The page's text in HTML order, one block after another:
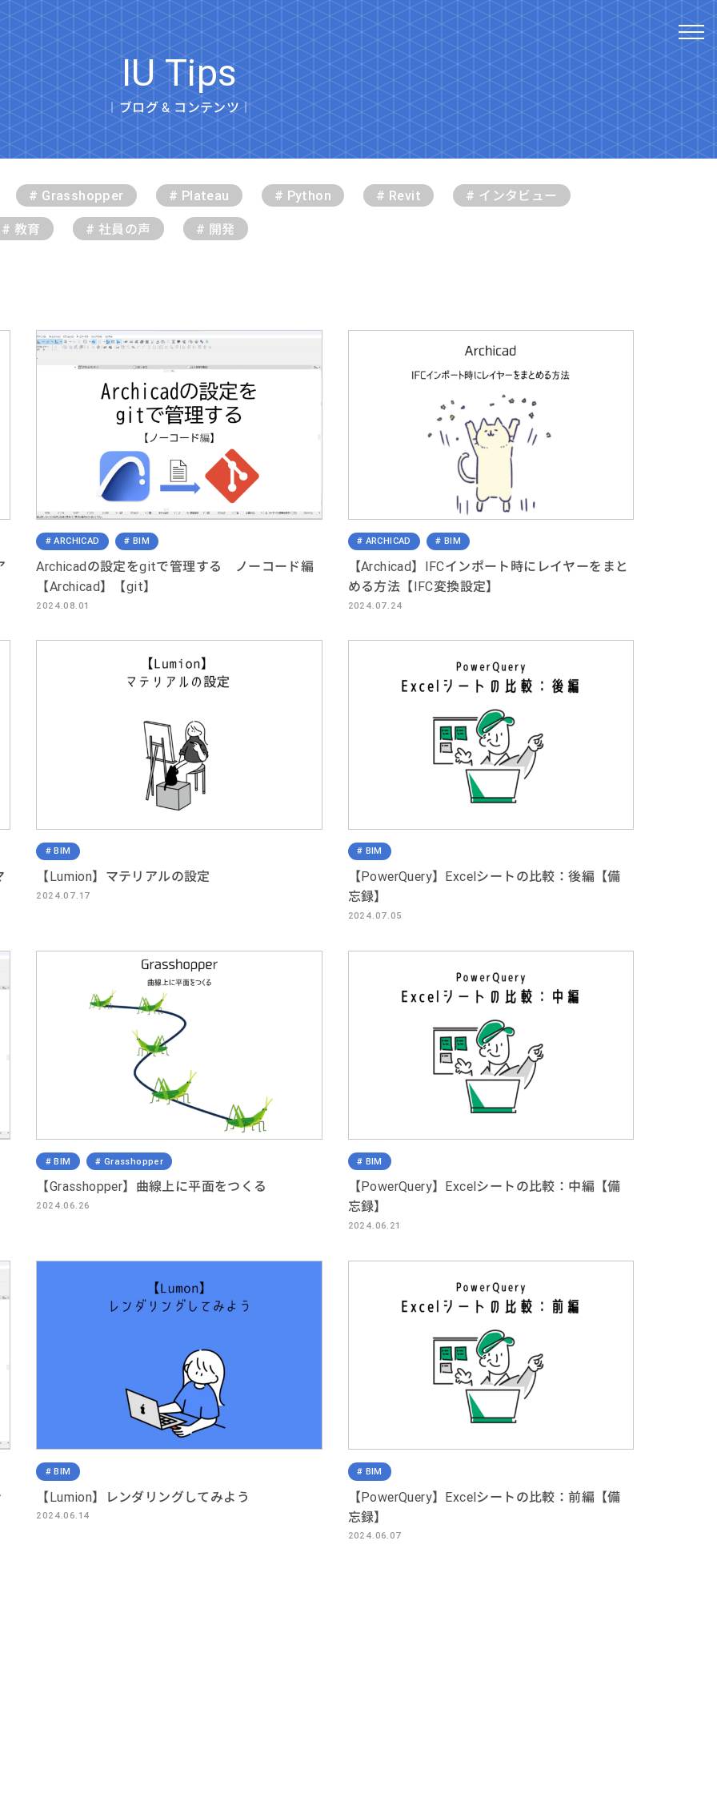
IU Tips
︱ブログ & コンテンツ︱
# Grasshopper # Plateau # Python # Revit # インタビュー
# 教育 # 社員の声 # 開発
ARCHICAD BIM
Archicadの設定をgitで管理する ノーコード編
【Archicad】【git】
2024.08.01
ARCHICAD BIM
【Archicad】IFCインポート時にレイヤーをまと
める方法【IFC変換設定】
2024.07.24
BIM
【Lumion】マテリアルの設定
2024.07.17
BIM
【PowerQuery】Excelシートの比較：後編【備
忘録】
2024.07.05
BIM Grasshopper
【Grasshopper】曲線上に平面をつくる
2024.06.26
BIM
【PowerQuery】Excelシートの比較：中編【備
忘録】
2024.06.21
BIM
【Lumion】レンダリングしてみよう
2024.06.14
BIM
【PowerQuery】Excelシートの比較：前編【備
忘録】
2024.06.07